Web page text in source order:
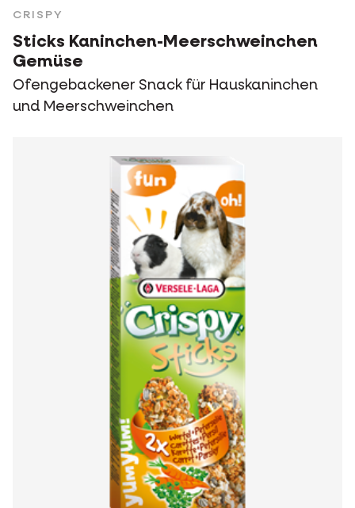
CRISPY
Sticks Kaninchen-Meerschweinchen
Gemüse
Ofengebackener Snack für Hauskaninchen
und Meerschweinchen